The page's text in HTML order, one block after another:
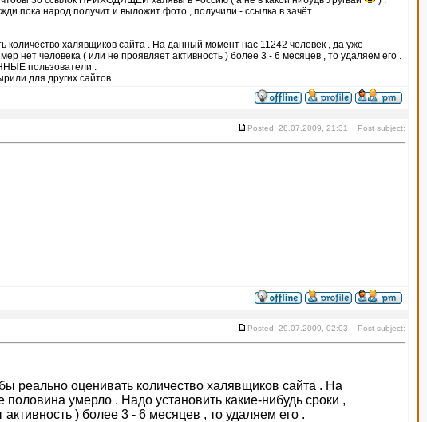
пока народ получит и выложит фото , получили - ссылка в зачёт .
количество халявщиков сайта . На данный момент нас 11242 человек , да уже
нет человека ( или не проявляет активность ) более 3 - 6 месяцев , то удаляем его .
пользователи .
для других сайтов .
Posted: 28.07.2009, 21:31 Post subject:
Posted: 29.07.2009, 02:03 Post subject:
реально оценивать количество халявщиков сайта . На
умерло . Надо установить какие-нибудь сроки ,
) более 3 - 6 месяцев , то удаляем его .